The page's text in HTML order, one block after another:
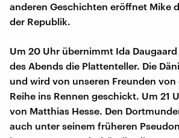
anderen Geschichten eröffnet Mike
der Republik.
Um 20 Uhr übernimmt Ida Daugaard
des Abends die Plattenteller. Die
und wird von unseren Freunden
Reihe ins Rennen geschickt. Um 21
von Matthias Hesse. Den
auch unter seinem früheren